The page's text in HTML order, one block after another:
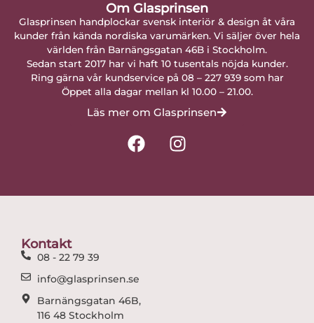
Om Glasprinsen
Glasprinsen handplockar svensk interiör & design åt våra
kunder från kända nordiska varumärken. Vi säljer över hela
världen från Barnängsgatan 46B i Stockholm.
Sedan start 2017 har vi haft 10 tusentals nöjda kunder.
Ring gärna vår kundservice på 08 – 227 939 som har
Öppet alla dagar mellan kl 10.00 – 21.00.
Läs mer om Glasprinsen
F
a
I
n
Kontakt
08 - 22 79 39
info@glasprinsen.se
Barnängsgatan 46B,
116 48 Stockholm